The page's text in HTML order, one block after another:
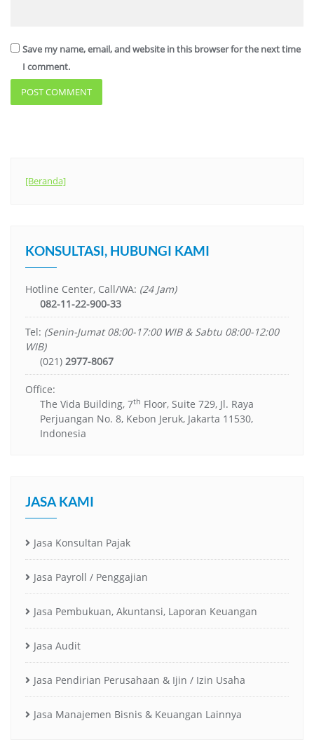
Save my name, email, and website in this browser for the next time
I comment.
[Beranda]
KONSULTASI, HUBUNGI KAMI
Hotline Center, Call/WA: (24 Jam)
082-11-22-900-33
Tel: (Senin-Jumat 08:00-17:00 WIB & Sabtu 08:00-12:00
WIB)
(021) 2977-8067
Office:
The Vida Building, 7th Floor, Suite 729, Jl. Raya
Perjuangan No. 8, Kebon Jeruk, Jakarta 11530,
Indonesia
JASA KAMI
Jasa Konsultan Pajak
Jasa Payroll / Penggajian
Jasa Pembukuan, Akuntansi, Laporan Keuangan
Jasa Audit
Jasa Pendirian Perusahaan & Ijin / Izin Usaha
Jasa Manajemen Bisnis & Keuangan Lainnya